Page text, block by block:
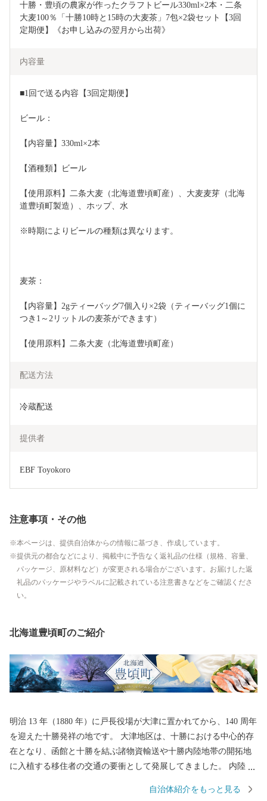
十勝・豊頃の農家が作ったクラフトビール330ml×2本・二条
大麦100％「十勝10時と15時の大麦茶」7包×2袋セット【3回
定期便】《お申し込みの翌月から出荷》
内容量
■1回で送る内容【3回定期便】
ビール：
【内容量】330ml×2本
【酒種類】ビール
【使用原料】二条大麦（北海道豊頃町産）、大麦麦芽（北海
道豊頃町製造）、ホップ、水
※時期によりビールの種類は異なります。
麦茶：
【内容量】2gティーバッグ7個入り×2袋（ティーバッグ1個に
つき1～2リットルの麦茶ができます）
【使用原料】二条大麦（北海道豊頃町産）
配送方法
冷蔵配送
提供者
EBF Toyokoro
注意事項・その他
本ページは、提供自治体からの情報に基づき、作成しています。
提供元の都合などにより、掲載中に予告なく返礼品の仕様（規格、容量、
パッケージ、原材料など）が変更される場合がございます。お届けした返
礼品のパッケージやラベルに記載されている注意書きなどをご確認くださ
い。
北海道豊頃町のご紹介
明治 13 年（1880 年）に戸長役場が大津に置かれてから、140 周年
を迎えた十勝発祥の地です。 大津地区は、十勝における中心的存
在となり、函館と十勝を結ぶ諸物資輸送や十勝内陸地帯の開拓地
に入植する移住者の交通の要衝として発展してきました。 内陸部
は二宮尊親率いる福島県人が二宮農場を開墾しています。二宮尊
自治体紹介をもっと見る